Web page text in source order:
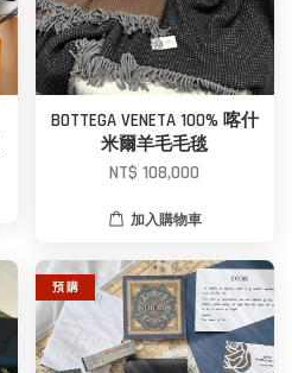
BOTTEGA VENETA 100% 喀什
米爾羊毛毛毯
NT$ 108,000
加入購物車
預 購